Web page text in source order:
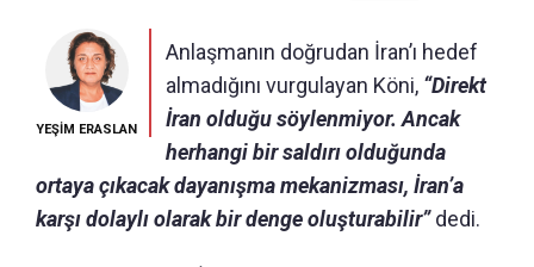
YEŞİM ERASLAN
Anlaşmanın doğrudan İran’ı hedef
almadığını vurgulayan Köni, “Direkt
İran olduğu söylenmiyor. Ancak
herhangi bir saldırı olduğunda
ortaya çıkacak dayanışma mekanizması, İran’a
karşı dolaylı olarak bir denge oluşturabilir”dedi.